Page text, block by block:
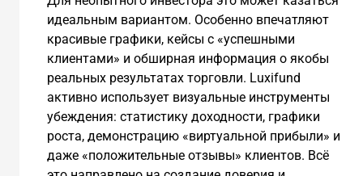
идеальным вариантом. Особенно впечатляют
красивые графики, кейсы с «успешными
клиентами» и обширная информация о якобы
реальных результатах торговли. Luxifund
активно использует визуальные инструменты
убеждения: статистику доходности, графики
роста, демонстрацию «виртуальной прибыли» и
даже «положительные отзывы» клиентов. Всё